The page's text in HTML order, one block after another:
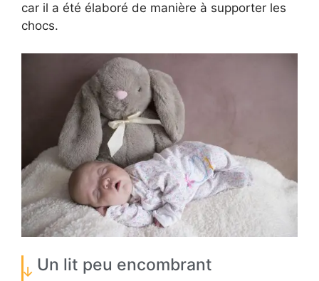
car il a été élaboré de manière à supporter les
chocs.
Un lit peu encombrant